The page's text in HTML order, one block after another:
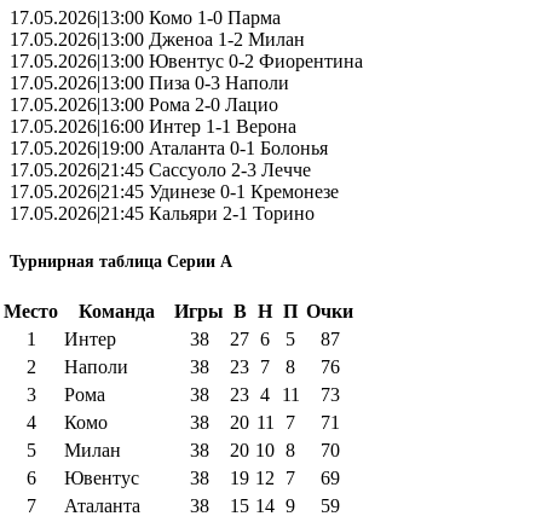
17.05.2026|13:00 Комо 1-0 Парма
17.05.2026|13:00 Дженоа 1-2 Милан
17.05.2026|13:00 Ювентус 0-2 Фиорентина
17.05.2026|13:00 Пиза 0-3 Наполи
17.05.2026|13:00 Рома 2-0 Лацио
17.05.2026|16:00 Интер 1-1 Верона
17.05.2026|19:00 Аталанта 0-1 Болонья
17.05.2026|21:45 Сассуоло 2-3 Лечче
17.05.2026|21:45 Удинезе 0-1 Кремонезе
17.05.2026|21:45 Кальяри 2-1 Торино
Турнирная таблица Серии А
Место Команда Игры В Н П Очки
1
Интер 38 27 6 5
87
2
Наполи 38 23 7 8
76
3
Рома 38 23 4 11
73
4
Комо 38 20 11 7
71
5
Милан 38 20 10 8
70
6
Ювентус 38 19 12 7
69
7
Аталанта 38 15 14 9
59